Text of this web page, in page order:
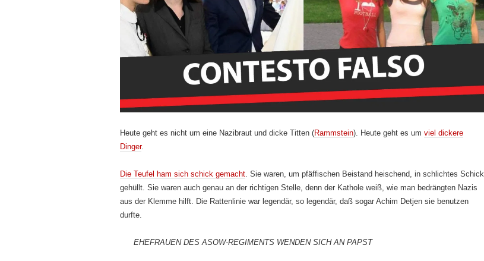
Heute geht es nicht um eine Nazibraut und dicke Titten (Rammstein). Heute geht es um viel dickere
Dinger.
Die Teufel ham sich schick gemacht . Sie waren, um pfäffischen Beistand heischend, in schlichtes Schick
gehüllt. Sie waren auch genau an der richtigen Stelle, denn der Kathole weiß, wie man bedrängten Nazis
aus der Klemme hilft. Die Rattenlinie war legendär, so legendär, daß sogar Achim Detjen sie benutzen
durfte.
EHEFRAUEN DES ASOW-REGIMENTS WENDEN SICH AN PAPST